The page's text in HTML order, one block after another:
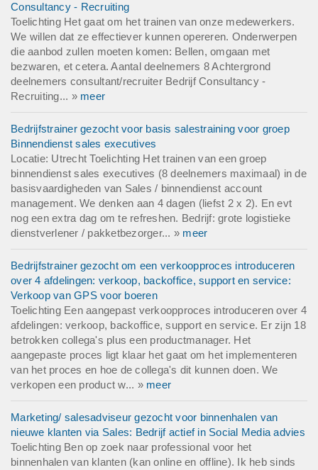
Consultancy - Recruiting
Toelichting Het gaat om het trainen van onze medewerkers.
We willen dat ze effectiever kunnen opereren. Onderwerpen
die aanbod zullen moeten komen: Bellen, omgaan met
bezwaren, et cetera. Aantal deelnemers 8 Achtergrond
deelnemers consultant/recruiter Bedrijf Consultancy -
Recruiting... » meer
Bedrijfstrainer gezocht voor basis salestraining voor groep
Binnendienst sales executives
Locatie: Utrecht Toelichting Het trainen van een groep
binnendienst sales executives (8 deelnemers maximaal) in de
basisvaardigheden van Sales / binnendienst account
management. We denken aan 4 dagen (liefst 2 x 2). En evt
nog een extra dag om te refreshen. Bedrijf: grote logistieke
dienstverlener / pakketbezorger... » meer
Bedrijfstrainer gezocht om een verkoopproces introduceren
over 4 afdelingen: verkoop, backoffice, support en service:
Verkoop van GPS voor boeren
Toelichting Een aangepast verkoopproces introduceren over 4
afdelingen: verkoop, backoffice, support en service. Er zijn 18
betrokken collega's plus een productmanager. Het
aangepaste proces ligt klaar het gaat om het implementeren
van het proces en hoe de collega's dit kunnen doen. We
verkopen een product w... » meer
Marketing/ salesadviseur gezocht voor binnenhalen van
nieuwe klanten via Sales: Bedrijf actief in Social Media advies
Toelichting Ben op zoek naar professional voor het
binnenhalen van klanten (kan online en offline). Ik heb sinds